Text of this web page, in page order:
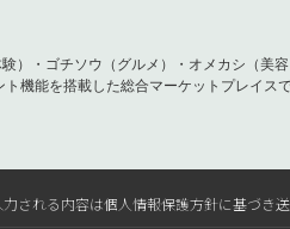
後押し！
え日認定！
）・ゴチソウ（グルメ）・オメカシ（美
機能を搭載した総合マーケットプレイスで
される内容は個人情報保護方針に基づき